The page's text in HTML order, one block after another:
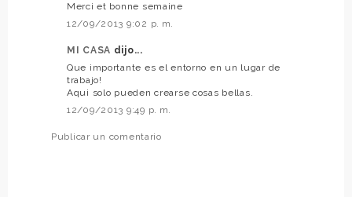
Merci et bonne semaine
12/09/2013 9:02 p. m.
MI CASA dijo...
Que importante es el entorno en un lugar de
trabajo!
Aqui solo pueden crearse cosas bellas.
12/09/2013 9:49 p. m.
Publicar un comentario